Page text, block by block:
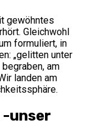
gewöhntes
Gleichwohl
formuliert, in
„gelitten unter
am
landen am
unser